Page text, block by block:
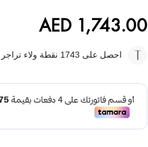
AED 1,743.00
احصل على 1743 نقطة ولاء تراجر